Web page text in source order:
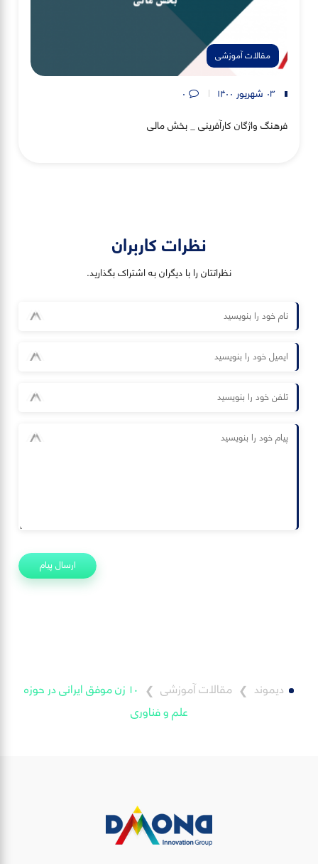
مقالات آموزشی
۰۳ شهریور ۱۴۰۰
فرهنگ واژگان کارآفرینی _ بخش مالی
نظرات کاربران
نظراتتان را با دیگران به اشتراک بگذارید.
ارسال پیام
دیموند ❯ مقالات آموزشی ❯
١٠ زن موفق‌ ایرانی در حوزه
علم و فناوری